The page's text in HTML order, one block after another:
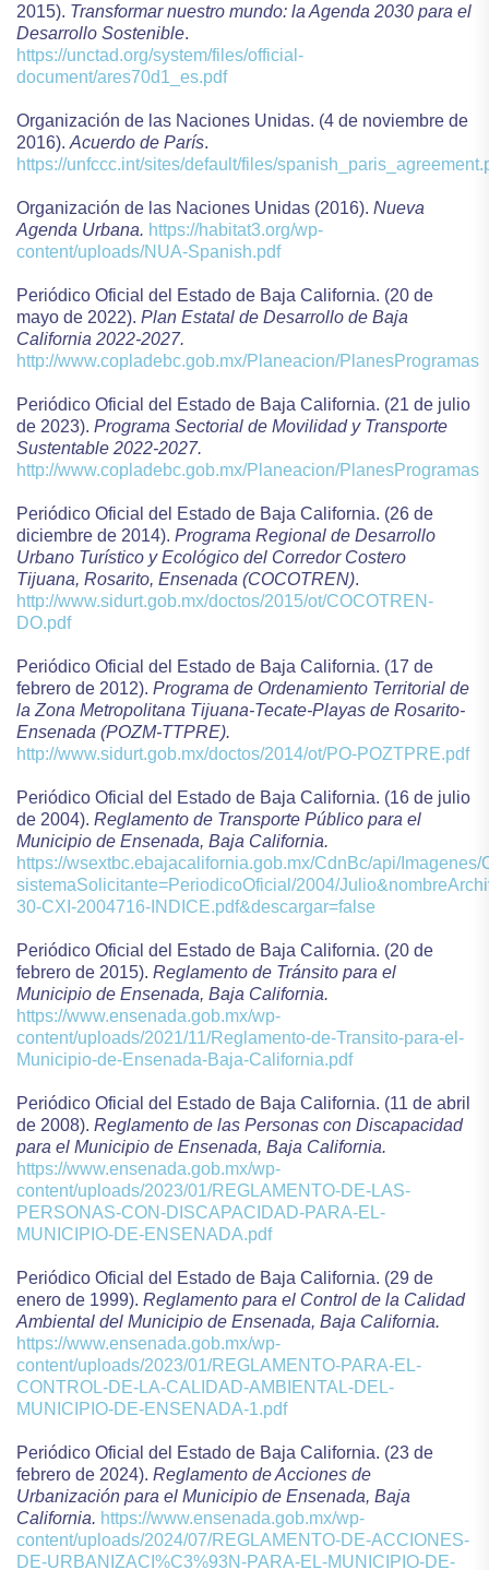
2015). Transformar nuestro mundo: la Agenda 2030 para el
Desarrollo Sostenible.
https://unctad.org/system/files/official-
document/ares70d1_es.pdf
Organización de las Naciones Unidas. (4 de noviembre de
2016). Acuerdo de París.
https://unfccc.int/sites/default/files/
Organización de las Naciones Unidas (2016). Nueva
Agenda Urbana. https://habitat3.org/wp-
content/uploads/NUA-Spanish.pdf
Periódico Oficial del Estado de Baja California. (20 de
mayo de 2022). Plan Estatal de Desarrollo de Baja
California 2022-2027.
http://www.copladebc.gob.mx/Planeacion/PlanesProgramas
Periódico Oficial del Estado de Baja California. (21 de julio
de 2023). Programa Sectorial de Movilidad y Transporte
Sustentable 2022-2027.
http://www.copladebc.gob.mx/Planeacion/PlanesProgramas
Periódico Oficial del Estado de Baja California. (26 de
diciembre de 2014). Programa Regional de Desarrollo
Urbano Turístico y Ecológico del Corredor Costero
Tijuana, Rosarito, Ensenada (COCOTREN).
http://www.sidurt.gob.mx/doctos/2015/ot/COCOTREN-
DO.pdf
Periódico Oficial del Estado de Baja California. (17 de
febrero de 2012). Programa de Ordenamiento Territorial de
la Zona Metropolitana Tijuana-Tecate-Playas de Rosarito-
Ensenada (POZM-TTPRE).
http://www.sidurt.gob.mx/doctos/2014/ot/PO-POZTPRE.pdf
Periódico Oficial del Estado de Baja California. (16 de julio
de 2004). Reglamento de Transporte Público para el
Municipio de Ensenada, Baja California.
https://wsextbc.ebajacalifornia.gob.mx/CdnBc/api/
sistemaSolicitante=PeriodicoOficial/2004/
30-CXI-2004716-INDICE.pdf&descargar=false
Periódico Oficial del Estado de Baja California. (20 de
febrero de 2015). Reglamento de Tránsito para el
Municipio de Ensenada, Baja California.
https://www.ensenada.gob.mx/wp-
content/uploads/2021/11/Reglamento-de-Transito-para-el-
Municipio-de-Ensenada-Baja-California.pdf
Periódico Oficial del Estado de Baja California. (11 de abril
de 2008). Reglamento de las Personas con Discapacidad
para el Municipio de Ensenada, Baja California.
https://www.ensenada.gob.mx/wp-
content/uploads/2023/01/REGLAMENTO-DE-LAS-
PERSONAS-CON-DISCAPACIDAD-PARA-EL-
MUNICIPIO-DE-ENSENADA.pdf
Periódico Oficial del Estado de Baja California. (29 de
enero de 1999). Reglamento para el Control de la Calidad
Ambiental del Municipio de Ensenada, Baja California.
https://www.ensenada.gob.mx/wp-
content/uploads/2023/01/REGLAMENTO-PARA-EL-
CONTROL-DE-LA-CALIDAD-AMBIENTAL-DEL-
MUNICIPIO-DE-ENSENADA-1.pdf
Periódico Oficial del Estado de Baja California. (23 de
febrero de 2024). Reglamento de Acciones de
Urbanización para el Municipio de Ensenada, Baja
California. https://www.ensenada.gob.mx/wp-
content/uploads/2024/07/REGLAMENTO-DE-ACCIONES-
DE-URBANIZACI%C3%93N-PARA-EL-MUNICIPIO-DE-